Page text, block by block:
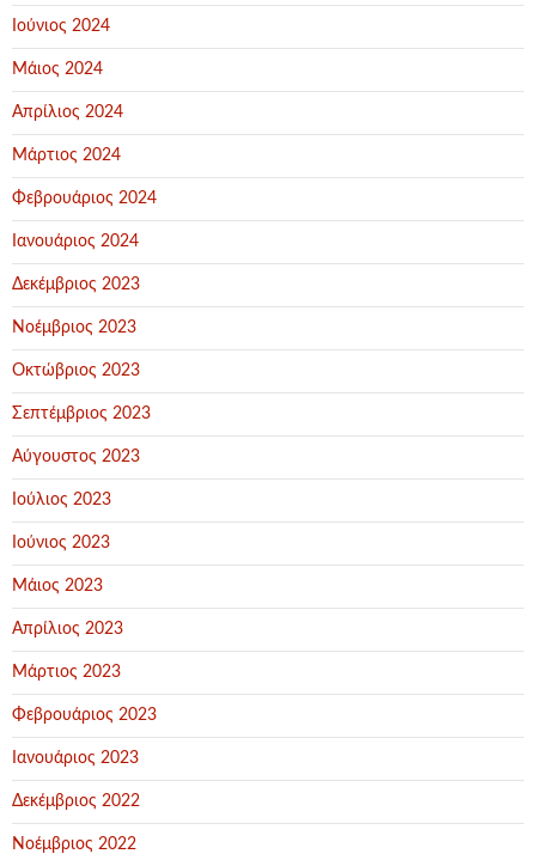
Ιούνιος 2024
Μάιος 2024
Απρίλιος 2024
Μάρτιος 2024
Φεβρουάριος 2024
Ιανουάριος 2024
Δεκέμβριος 2023
Νοέμβριος 2023
Οκτώβριος 2023
Σεπτέμβριος 2023
Αύγουστος 2023
Ιούλιος 2023
Ιούνιος 2023
Μάιος 2023
Απρίλιος 2023
Μάρτιος 2023
Φεβρουάριος 2023
Ιανουάριος 2023
Δεκέμβριος 2022
Νοέμβριος 2022